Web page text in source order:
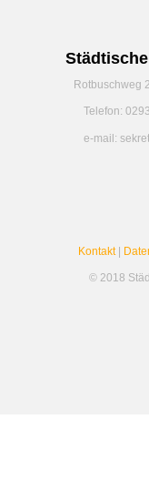
Rotbuschweg
Telefon:
e-mail:
Kontakt|
© 2018